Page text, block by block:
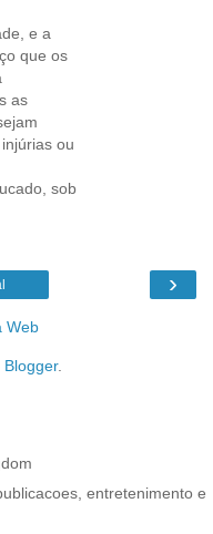
e a
que os
as
ou
sob
›
Web
Blogger.
entretenimento e